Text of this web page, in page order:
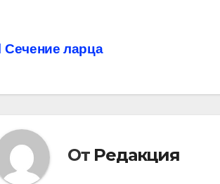
Сечение ларца
От Редакция